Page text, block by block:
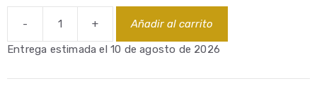
-
Vino
Tinto
Vega
+
Añadir al carrito
Entrega estimada el 10 de agosto de 2026